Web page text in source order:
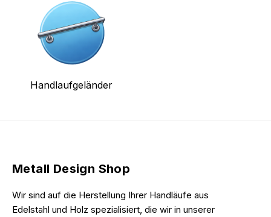
Handlaufgeländer
Metall Design Shop
Wir sind auf die Herstellung Ihrer Handläufe aus
Edelstahl und Holz spezialisiert, die wir in unserer